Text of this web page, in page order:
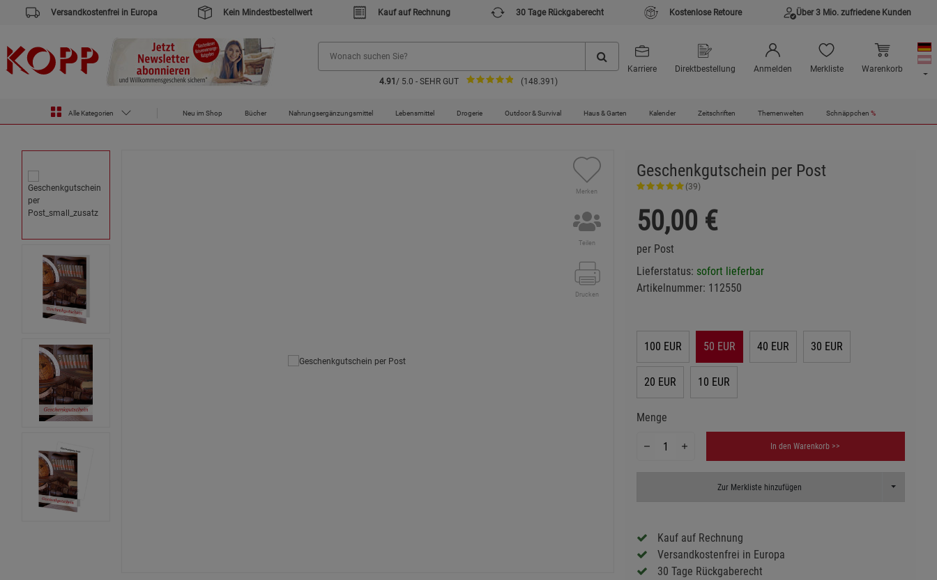
Versandkostenfrei in Europa Kein Mindestbestellwert Kauf auf Rechnung 30 Tage Rückgaberecht Kostenlose Retoure Über 3 Mio. zufriedene Kunden
4.91 / 5.0 - SEHR GUT (148.391)
Karriere Direktbestellung Anmelden Merkliste Warenkorb
Alle Kategorien Neu im Shop Bücher Nahrungsergänzungsmittel Lebensmittel Drogerie Outdoor & Survival Haus & Garten Kalender Zeitschriften Themenwelten Schnäppchen %
Zur Startseite des Kopp Verlag Online-Shop
Gutscheine Geschenkgutschein per Post
Merken
Teilen
Drucken
Geschenkgutschein per Post
(39)
50,00 €
per Post
Lieferstatus: sofort lieferbar
Artikelnummer: 112550
100 EUR 50 EUR 40 EUR 30 EUR
20 EUR 10 EUR
Menge
In den Warenkorb >>
Zur Merkliste hinzufügen Toggle
Kauf auf Rechnung
Versandkostenfrei in Europa
30 Tage Rückgaberecht